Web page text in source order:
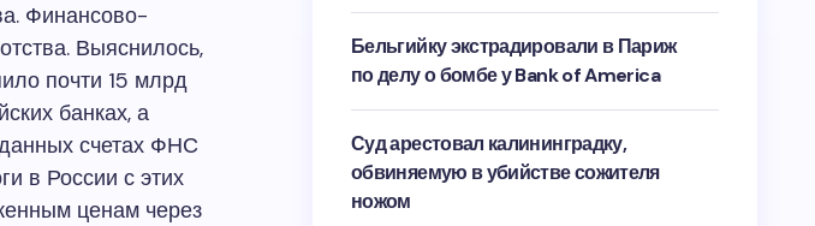
Финансово-
Выяснилось,
почти 15 млрд
банках, а
счетах ФНС
в России с этих
ценам через
Бельгийку экстрадировали в Париж
по делу о бомбе у Bank of America
Суд арестовал калининградку,
обвиняемую в убийстве сожителя
ножом